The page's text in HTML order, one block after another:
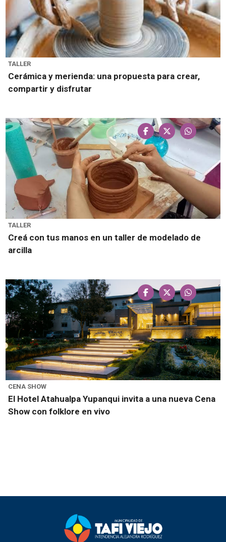
TALLER
Cerámica y merienda: una propuesta para crear,
compartir y disfrutar
TALLER
Creá con tus manos en un taller de modelado de
arcilla
CENA SHOW
El Hotel Atahualpa Yupanqui invita a una nueva Cena
Show con folklore en vivo